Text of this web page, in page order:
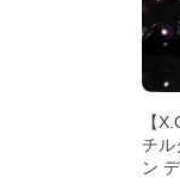
【
チル
ン